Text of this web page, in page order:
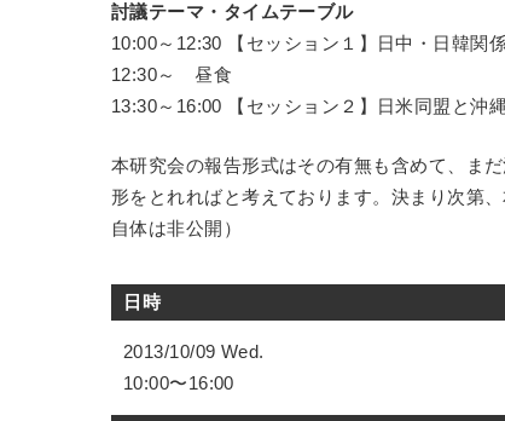
討議テーマ・タイムテーブル
10:00～12:30 【セッション１】日中・日韓関
12:30～ 昼食
13:30～16:00 【セッション２】日米同盟と沖
本研究会の報告形式はその有無も含めて、ま
形をとれればと考えております。決まり次第
自体は非公開）
日時
2013/10/09 Wed.
10:00〜16:00